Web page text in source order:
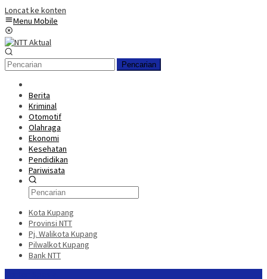
Loncat ke konten
Menu Mobile
Pencarian
Berita
Kriminal
Otomotif
Olahraga
Ekonomi
Kesehatan
Pendidikan
Pariwisata
Kota Kupang
Provinsi NTT
Pj. Walikota Kupang
Pilwalkot Kupang
Bank NTT